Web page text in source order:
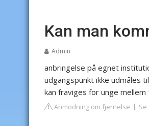
Kan man
Admin
anbringelse på egnet
udgangspunkt ikke udmåles
kan fraviges for unge mellem
Anmodning om fjernelse